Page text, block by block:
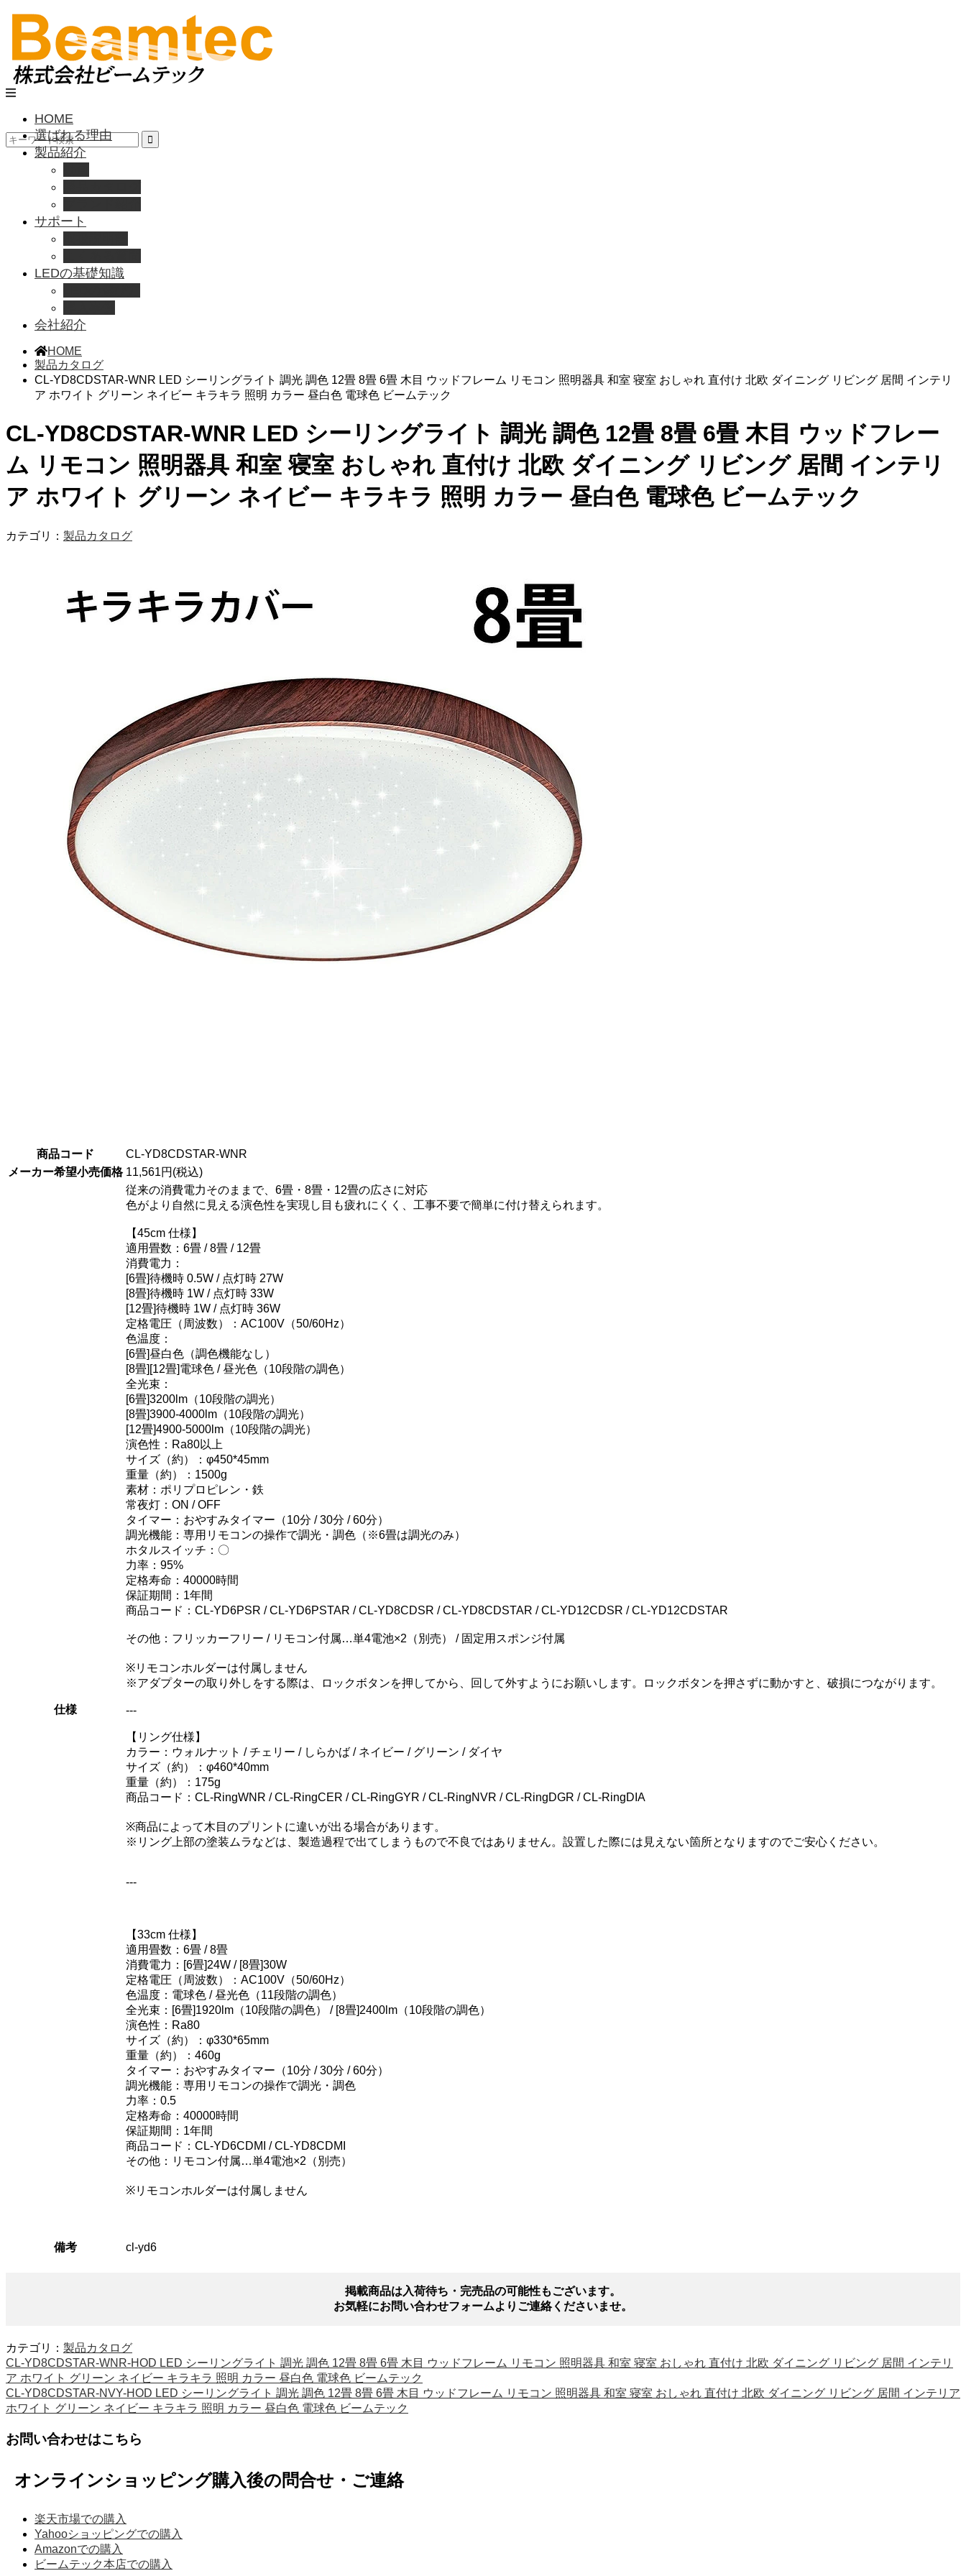
HOME
選ばれる理由
製品紹介
サポート
LEDの基礎知識
会社紹介
HOME
製品カタログ
CL-YD8CDSTAR-WNR LED シーリングライト 調光 調色 12畳 8畳 6畳 木目 ウッドフレーム リモコン 照明器具 和室 寝室 おしゃれ 直付け 北欧 ダイニング リビング 居間 インテリ
ア ホワイト グリーン ネイビー キラキラ 照明 カラー 昼白色 電球色 ビームテック
CL-YD8CDSTAR-WNR LED シーリングライト 調光 調色 12畳 8畳 6畳 木目 ウッドフレー
ム リモコン 照明器具 和室 寝室 おしゃれ 直付け 北欧 ダイニング リビング 居間 インテリ
ア ホワイト グリーン ネイビー キラキラ 照明 カラー 昼白色 電球色 ビームテック
カテゴリ： 製品カタログ
商品コード
CL-YD8CDSTAR-WNR
メーカー希望小売価格 11,561円(税込)
仕様
従来の消費電力そのままで、6畳・8畳・12畳の広さに対応
色がより自然に見える演色性を実現し目も疲れにくく、工事不要で簡単に付け替えられます。
【45cm 仕様】
適用畳数：6畳 / 8畳 / 12畳
消費電力：
[6畳]待機時 0.5W / 点灯時 27W
[8畳]待機時 1W / 点灯時 33W
[12畳]待機時 1W / 点灯時 36W
定格電圧（周波数）：AC100V（50/60Hz）
色温度：
[6畳]昼白色（調色機能なし）
[8畳][12畳]電球色 / 昼光色（10段階の調色）
全光束：
[6畳]3200lm（10段階の調光）
[8畳]3900-4000lm（10段階の調光）
[12畳]4900-5000lm（10段階の調光）
演色性：Ra80以上
サイズ（約）：φ450*45mm
重量（約）：1500g
素材：ポリプロピレン・鉄
常夜灯：ON / OFF
タイマー：おやすみタイマー（10分 / 30分 / 60分）
調光機能：専用リモコンの操作で調光・調色（※6畳は調光のみ）
ホタルスイッチ：〇
力率：95%
定格寿命：40000時間
保証期間：1年間
商品コード：CL-YD6PSR / CL-YD6PSTAR / CL-YD8CDSR / CL-YD8CDSTAR / CL-YD12CDSR / CL-YD12CDSTAR
その他：フリッカーフリー / リモコン付属…単4電池×2（別売） / 固定用スポンジ付属
※リモコンホルダーは付属しません
※アダプターの取り外しをする際は、ロックボタンを押してから、回して外すようにお願いします。ロックボタンを押さずに動かすと、破損につながります。
---
【リング仕様】
カラー：ウォルナット / チェリー / しらかば / ネイビー / グリーン / ダイヤ
サイズ（約）：φ460*40mm
重量（約）：175g
商品コード：CL-RingWNR / CL-RingCER / CL-RingGYR / CL-RingNVR / CL-RingDGR / CL-RingDIA
※商品によって木目のプリントに違いが出る場合があります。
※リング上部の塗装ムラなどは、製造過程で出てしまうもので不良ではありません。設置した際には見えない箇所となりますのでご安心ください。
---
【33cm 仕様】
適用畳数：6畳 / 8畳
消費電力：[6畳]24W / [8畳]30W
定格電圧（周波数）：AC100V（50/60Hz）
色温度：電球色 / 昼光色（11段階の調色）
全光束：[6畳]1920lm（10段階の調色） / [8畳]2400lm（10段階の調色）
演色性：Ra80
サイズ（約）：φ330*65mm
重量（約）：460g
タイマー：おやすみタイマー（10分 / 30分 / 60分）
調光機能：専用リモコンの操作で調光・調色
力率：0.5
定格寿命：40000時間
保証期間：1年間
商品コード：CL-YD6CDMI / CL-YD8CDMI
その他：リモコン付属…単4電池×2（別売）
※リモコンホルダーは付属しません
備考 cl-yd6
掲載商品は入荷待ち・完売品の可能性もございます。
お気軽にお問い合わせフォームよりご連絡くださいませ。
カテゴリ： 製品カタログ
CL-YD8CDSTAR-WNR-HOD LED シーリングライト 調光 調色 12畳 8畳 6畳 木目 ウッドフレーム リモコン 照明器具 和室 寝室 おしゃれ 直付け 北欧 ダイニング リビング 居間 インテリ
ア ホワイト グリーン ネイビー キラキラ 照明 カラー 昼白色 電球色 ビームテック
CL-YD8CDSTAR-NVY-HOD LED シーリングライト 調光 調色 12畳 8畳 6畳 木目 ウッドフレーム リモコン 照明器具 和室 寝室 おしゃれ 直付け 北欧 ダイニング リビング 居間 インテリア
ホワイト グリーン ネイビー キラキラ 照明 カラー 昼白色 電球色 ビームテック
お問い合わせはこちら
オンラインショッピング購入後の問合せ・ご連絡
楽天市場での購入
Yahooショッピングでの購入
Amazonでの購入
ビームテック本店での購入